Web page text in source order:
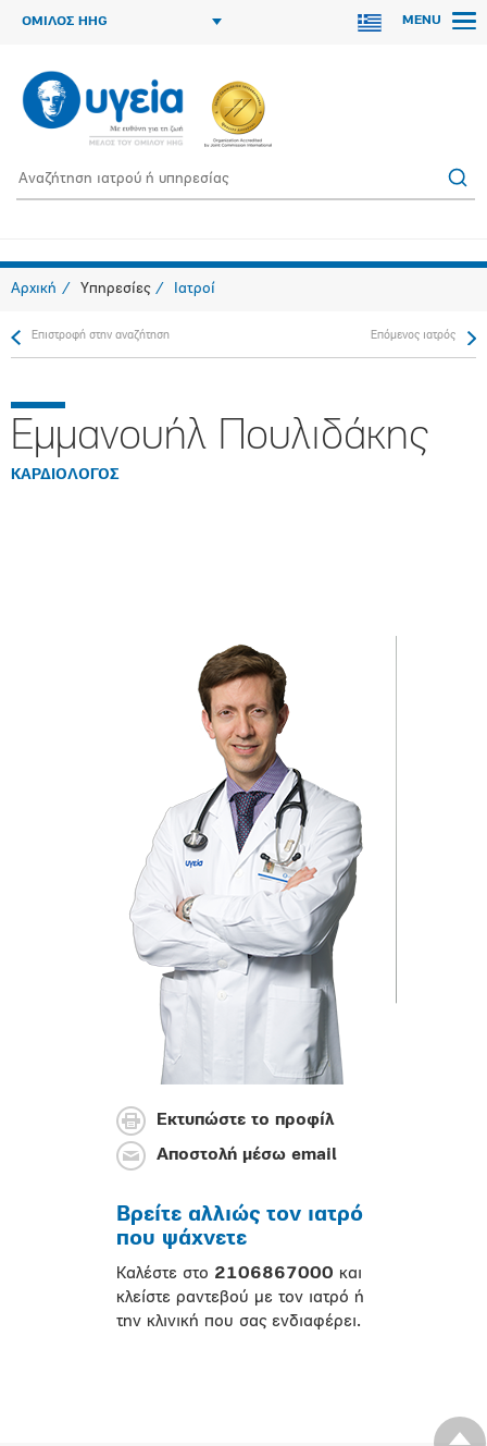
ΟΜΙΛΟΣ HHG MENU
Αρχική Υπηρεσίες Ιατροί
Επιστροφή στην αναζήτηση Επόμενος ιατρός
Εμμανουήλ Πουλιδάκης
ΚΑΡΔΙΟΛΟΓΟΣ
Εκτυπώστε το προφίλ
Αποστολή μέσω email
Βρείτε αλλιώς τον ιατρό
που ψάχνετε
Καλέστε στο 2106867000 και
κλείστε ραντεβού με τον ιατρό ή
την κλινική που σας ενδιαφέρει.